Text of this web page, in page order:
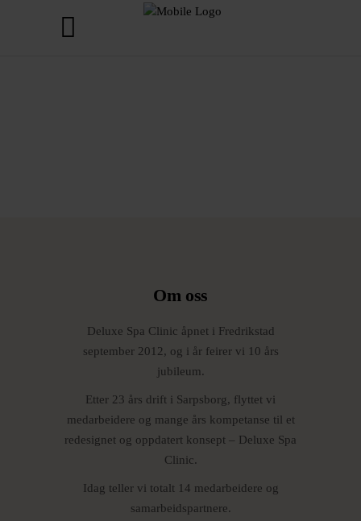
Om oss
Deluxe Spa Clinic åpnet i Fredrikstad
september 2012, og i år feirer vi 10 års
jubileum.
Etter 23 års drift i Sarpsborg, flyttet vi
medarbeidere og mange års kompetanse til et
redesignet og oppdatert konsept – Deluxe Spa
Clinic.
Idag teller vi totalt 14 medarbeidere og
samarbeidspartnere.